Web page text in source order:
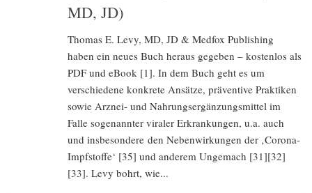
MD, JD)
Thomas E. Levy, MD, JD & Medfox Publishing
haben ein neues Buch heraus gegeben – kostenlos als
PDF und eBook [1]. In dem Buch geht es um
verschiedene konkrete Ansätze, präventive Praktiken
sowie Arznei- und Nahrungsergänzungsmittel im
Falle sogenannter viraler Erkrankungen, u.a. auch
und insbesondere den Nebenwirkungen der ‚Corona-
Impfstoffe‘ [35] und anderem Ungemach [31][32]
[33]. Levy bohrt, wie...